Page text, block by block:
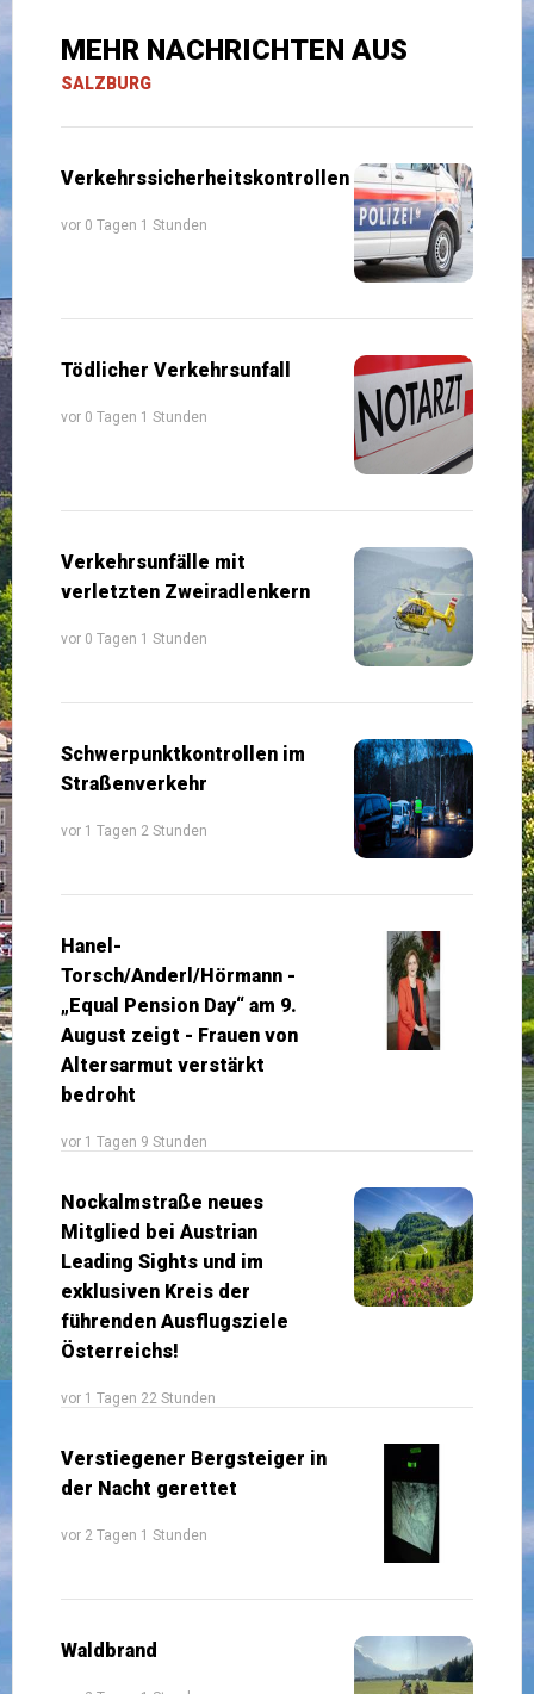
MEHR NACHRICHTEN AUS
SALZBURG
Verkehrssicherheitskontrollen
vor 0 Tagen 1 Stunden
Tödlicher Verkehrsunfall
vor 0 Tagen 1 Stunden
Verkehrsunfälle mit
verletzten Zweiradlenkern
vor 0 Tagen 1 Stunden
Schwerpunktkontrollen im
Straßenverkehr
vor 1 Tagen 2 Stunden
Hanel-
Torsch/Anderl/Hörmann -
„Equal Pension Day“ am 9.
August zeigt - Frauen von
Altersarmut verstärkt
bedroht
vor 1 Tagen 9 Stunden
Nockalmstraße neues
Mitglied bei Austrian
Leading Sights und im
exklusiven Kreis der
führenden Ausflugsziele
Österreichs!
vor 1 Tagen 22 Stunden
Verstiegener Bergsteiger in
der Nacht gerettet
vor 2 Tagen 1 Stunden
Waldbrand